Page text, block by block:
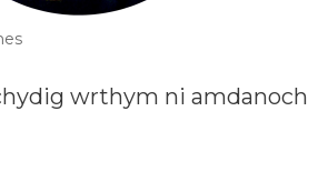
wrthym ni amdanoch